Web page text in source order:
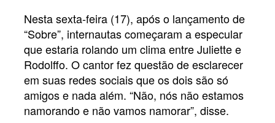
Nesta sexta-feira (17), após o lançamento de
“Sobre”, internautas começaram a especular
que estaria rolando um clima entre Juliette e
Rodolffo. O cantor fez questão de esclarecer
em suas redes sociais que os dois são só
amigos e nada além. “Não, nós não estamos
namorando e não vamos namorar”, disse.